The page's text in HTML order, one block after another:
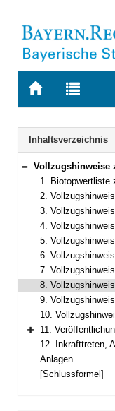
Zur
Zur
letzten
Suche
Inhaltsverzeichnis
Bereich reduzieren
Vollzugshinweise zur
1. Biotopwertliste zur
2. Vollzugshinweise zur
3. Vollzugshinweise
4. Vollzugshinweise zur
5. Vollzugshinweise zur
6. Vollzugshinweise zum
7. Vollzugshinweise zur Anwendung der
8. Vollzugshinweise zur Anwendung der BayKompV bei
9. Vollzugshinweise zur
10.
Bereich erweitern
11.
12. Inkrafttreten,
Anlagen
[Schlussformel]